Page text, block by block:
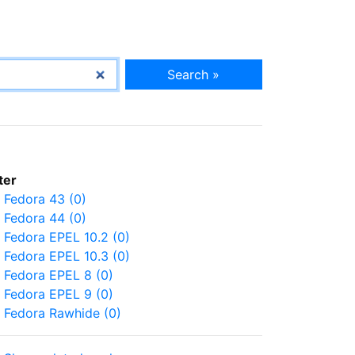
Search »
Fedora 43 (0)
Fedora 44 (0)
Fedora EPEL 10.2 (0)
Fedora EPEL 10.3 (0)
Fedora EPEL 8 (0)
Fedora EPEL 9 (0)
Fedora Rawhide (0)